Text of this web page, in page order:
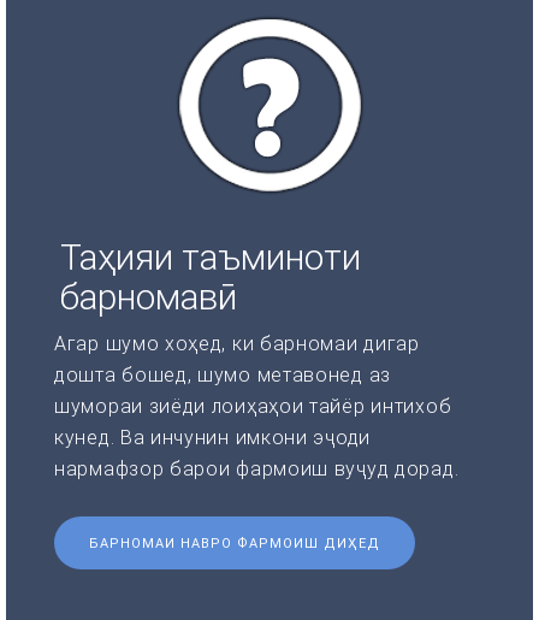
Таҳияи таъминоти
барномавӣ
Агар шумо хоҳед, ки барномаи дигар
дошта бошед, шумо метавонед аз
шумораи зиёди лоиҳаҳои тайёр интихоб
кунед. Ва инчунин имкони эҷоди
нармафзор барои фармоиш вуҷуд дорад.
БАРНОМАИ НАВРО ФАРМОИШ ДИҲЕД